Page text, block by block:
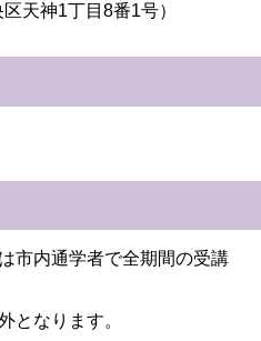
区天神1丁目8番1号）
市内通学者で全期間の受講
となります。